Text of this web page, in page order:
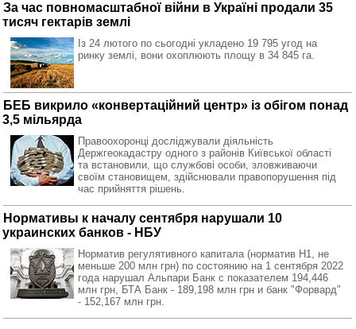
За час повномасштабної війни в Україні продали 35
тисяч гектарів землі
Із 24 лютого по сьогодні укладено 19 795 угод на
ринку землі, вони охоплюють площу в 34 845 га.
БЕБ викрило «конвертаційний центр» із обігом понад
3,5 мільярда
Правоохоронці досліджували діяльність
Держгеокадастру одного з районів Київської області
та встановили, що службові особи, зловживаючи
своїм становищем, здійснювали правопорушення під
час прийняття рішень.
Нормативы к началу сентября нарушали 10
украинских банков - НБУ
Норматив регулятивного капитала (норматив Н1, не
меньше 200 млн грн) по состоянию на 1 сентября 2022
года нарушал Альпари Банк с показателем 194,446
млн грн, БТА Банк - 189,198 млн грн и банк "Форвард"
- 152,167 млн грн.